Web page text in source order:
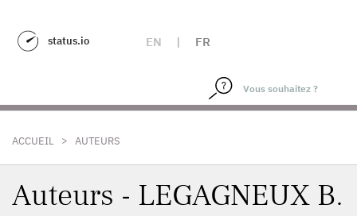
status.io EN | FR
ACCUEIL > AUTEURS
Auteurs - LEGAGNEUX B.